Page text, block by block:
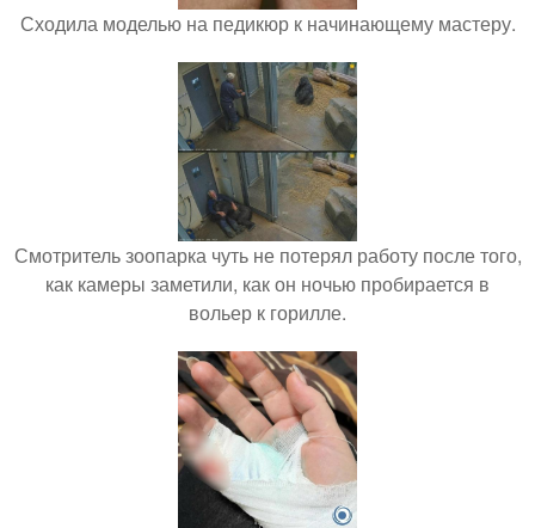
Сходила моделью на педикюр к начинающему мастеру.
Смотритель зоопарка чуть не потерял работу после того,
как камеры заметили, как он ночью пробирается в
вольер к горилле.